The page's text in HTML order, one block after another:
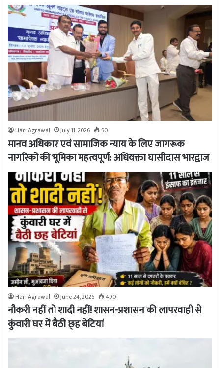
Hari Agrawal July 11, 2026 50
मानव अधिकार एवं सामाजिक न्याय के लिए जागरूक
नागरिकों की भूमिका महत्वपूर्ण: अधिवक्ता घासीदास भारद्वाज
Hari Agrawal June 24, 2026 490
नौकरी नहीं तो शादी नहीं! शासन-प्रशासन की लापरवाही से
कुंवारी घर में बैठी छ्ह बेटियां